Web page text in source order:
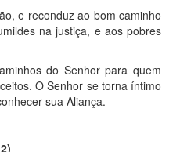
e reconduz ao bom caminho
na justiça, e aos pobres
do Senhor para quem
O Senhor se torna íntimo
sua Aliança.